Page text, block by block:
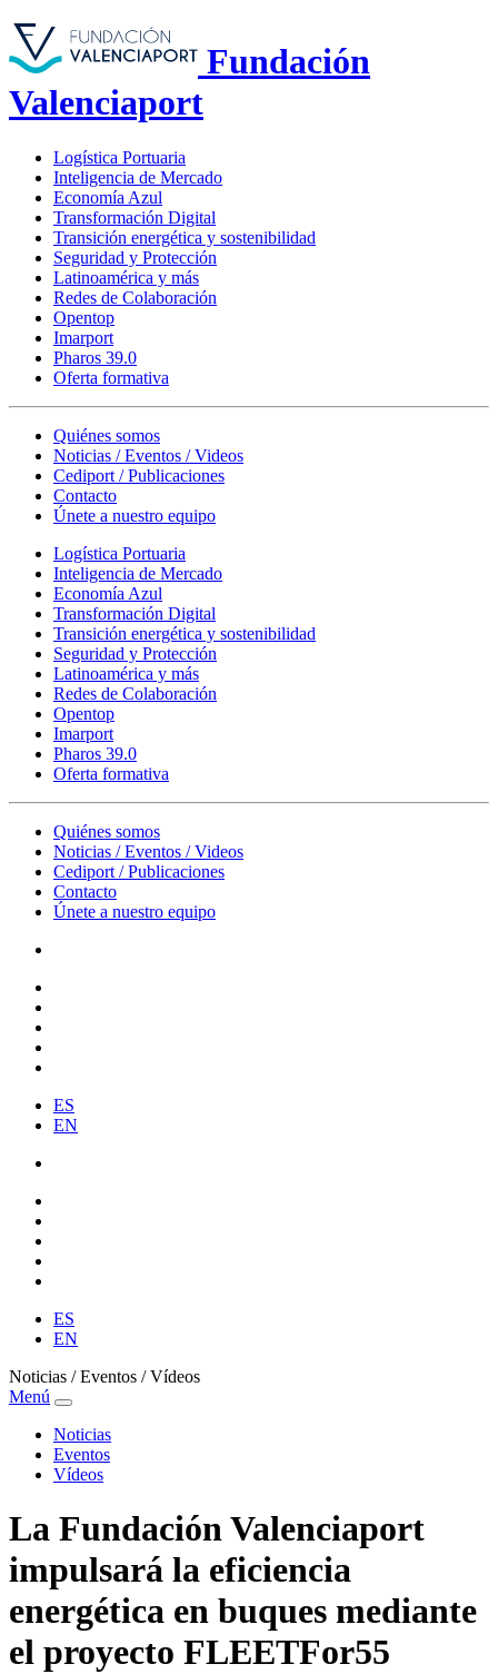
Fundación
Valenciaport
Logística Portuaria
Inteligencia de Mercado
Economía Azul
Transformación Digital
Transición energética y sostenibilidad
Seguridad y Protección
Latinoamérica y más
Redes de Colaboración
Opentop
Imarport
Pharos 39.0
Oferta formativa
Quiénes somos
Noticias / Eventos / Videos
Cediport / Publicaciones
Contacto
Únete a nuestro equipo
Logística Portuaria
Inteligencia de Mercado
Economía Azul
Transformación Digital
Transición energética y sostenibilidad
Seguridad y Protección
Latinoamérica y más
Redes de Colaboración
Opentop
Imarport
Pharos 39.0
Oferta formativa
Quiénes somos
Noticias / Eventos / Videos
Cediport / Publicaciones
Contacto
Únete a nuestro equipo
ES
EN
ES
EN
Noticias / Eventos / Vídeos
Menú
Noticias
Eventos
Vídeos
La Fundación Valenciaport
impulsará la eficiencia
energética en buques mediante
el proyecto FLEETFor55